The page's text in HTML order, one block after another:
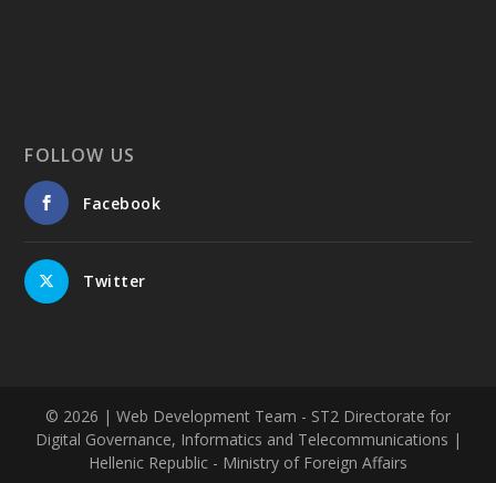
FOLLOW US
Facebook
Twitter
© 2026 | Web Development Team - ST2 Directorate for
Digital Governance, Informatics and Telecommunications |
Hellenic Republic - Ministry of Foreign Affairs